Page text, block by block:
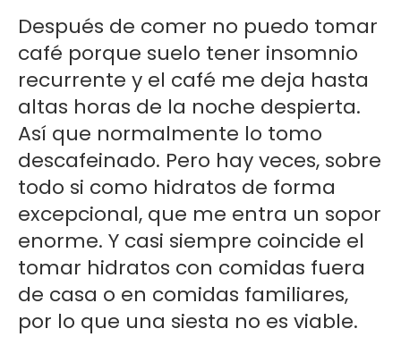
Después de comer no puedo tomar
café porque suelo tener insomnio
recurrente y el café me deja hasta
altas horas de la noche despierta.
Así que normalmente lo tomo
descafeinado. Pero hay veces, sobre
todo si como hidratos de forma
excepcional, que me entra un sopor
enorme. Y casi siempre coincide el
tomar hidratos con comidas fuera
de casa o en comidas familiares,
por lo que una siesta no es viable.